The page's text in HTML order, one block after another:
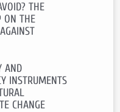
de France
THE
ON THE
Research
AND
INSTRUMENTS
CHANGE